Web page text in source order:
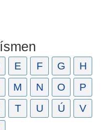
E F G
H
M N O
P
T U Ú
V